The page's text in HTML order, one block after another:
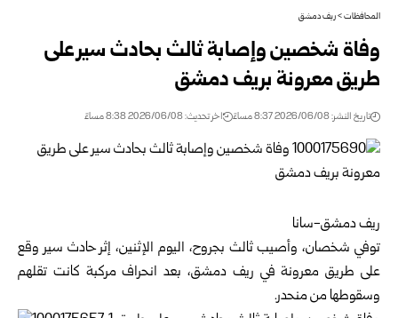
المحافظات>ريف دمشق
وفاة شخصين وإصابة ثالث بحادث سير على
طريق معرونة بريف دمشق
تاريخ النشر: 2026/06/08 8:37 مساءً اخر تحديث: 2026/06/08 8:38 مساءً
ريف دمشق-سانا
توفي شخصان، وأصيب ثالث بجروح، اليوم الإثنين، إثر حادث سير وقع
على طريق معرونة في ريف دمشق، بعد انحراف مركبة كانت تقلهم
وسقوطها من منحدر.